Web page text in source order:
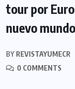
tour por
nuevo mundo
BY REVISTAYUMECR
0 COMMENTS